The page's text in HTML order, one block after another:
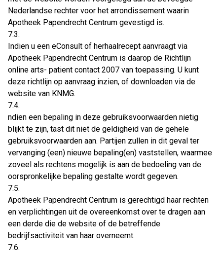
Nederlandse rechter voor het arrondissement waarin
Apotheek Papendrecht Centrum gevestigd is.
7.3.
Indien u een eConsult of herhaalrecept aanvraagt via
Apotheek Papendrecht Centrum is daarop de Richtlijn
online arts- patient contact 2007 van toepassing. U kunt
deze richtlijn op aanvraag inzien, of downloaden via de
website van KNMG.
7.4.
ndien een bepaling in deze gebruiksvoorwaarden nietig
blijkt te zijn, tast dit niet de geldigheid van de gehele
gebruiksvoorwaarden aan. Partijen zullen in dit geval ter
vervanging (een) nieuwe bepaling(en) vaststellen, waarmee
zoveel als rechtens mogelijk is aan de bedoeling van de
oorspronkelijke bepaling gestalte wordt gegeven.
7.5.
Apotheek Papendrecht Centrum is gerechtigd haar rechten
en verplichtingen uit de overeenkomst over te dragen aan
een derde die de website of de betreffende
bedrijfsactiviteit van haar overneemt.
7.6.